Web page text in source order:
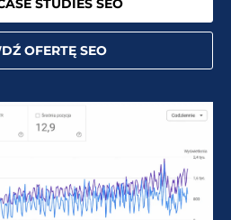
STUDIES SEO
OFERTĘ SEO